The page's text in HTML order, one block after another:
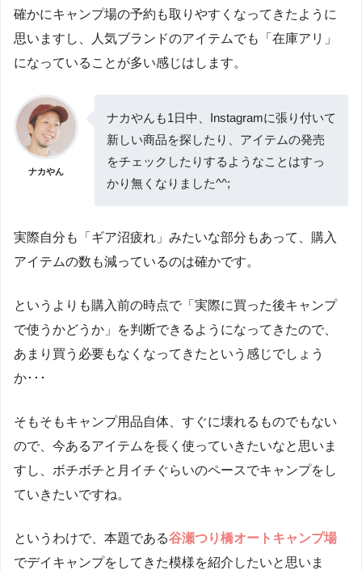
確かにキャンプ場の予約も取りやすくなってきたように
思いますし、人気ブランドのアイテムでも「在庫アリ」
になっていることが多い感じはします。
ナカやん
ナカやんも1日中、Instagramに張り付いて
新しい商品を探したり、アイテムの発売
をチェックしたりするようなことはすっ
かり無くなりました^^;
実際自分も「ギア沼疲れ」みたいな部分もあって、購入
アイテムの数も減っているのは確かです。
というよりも購入前の時点で「実際に買った後キャンプ
で使うかどうか」を判断できるようになってきたので、
あまり買う必要もなくなってきたという感じでしょう
か･･･
そもそもキャンプ用品自体、すぐに壊れるものでもない
ので、今あるアイテムを長く使っていきたいなと思いま
すし、ボチボチと月イチぐらいのペースでキャンプをし
ていきたいですね。
というわけで、本題である谷瀬つり橋オートキャンプ場
でデイキャンプをしてきた模様を紹介したいと思いま